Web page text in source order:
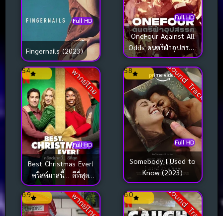
Full HD
Fingernails (2023)
Full HD
OneFour Against All
Odds ดนตรีฝ่าอุปสรรค
(2023)
พากย์ไทย
Full HD
5.4
Best Christmas Ever!
คริสต์มาสนี้… ดีที่สุด
(2023)
Sound Track
Full HD
5.8
Somebody I Used to
Know (2023)
พากย์ไทย
6.9 Sound Track
6.0